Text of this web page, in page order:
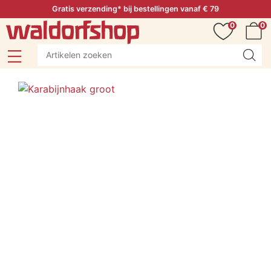
Gratis verzending* bij bestellingen vanaf € 79
0
0